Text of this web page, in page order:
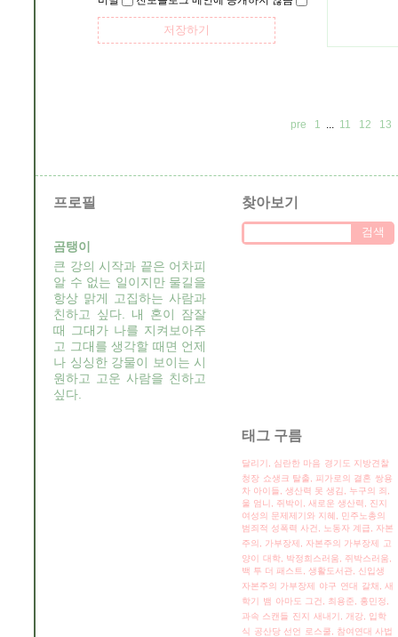
pre 1 ... 11 12 13
프로필
곰탱이
큰 강의 시작과 끝은 어차피
알 수 없는 일이지만 물길을
항상 맑게 고집하는 사람과
친하고 싶다. 내 혼이 잠잘
때 그대가 나를 지켜보아주
고 그대를 생각할 때면 언제
나 싱싱한 강물이 보이는 시
원하고 고운 사람을 친하고
싶다.
찾아보기
태그 구름
달리기, 심란한 마음 경기도 지방견찰
청장 쇼생크 탈출, 피가로의 결혼 쌍용
차 아이들, 생산력 못 생김, 누구의 죄,
울 엄니, 쥐박이, 새로운 생산력, 진지
여성의 문제제기와 지혜, 민주노총의
범죄적 성폭력 사건, 노동자 계급, 자본
주의, 가부장제, 자본주의 가부장제
고
양이
대학, 박정희스러움, 쥐박스러움,
백 투 더 패스트, 생활도서관, 신입생
자본주의 가부장제
야구 연대
갈채, 새
학기
뱀
아마도 그건, 최용준, 홍민정,
과속 스캔들 진지
새내기, 개강, 입학
식
공산당 선언
로스쿨, 참여연대 사법